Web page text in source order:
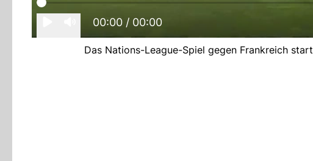
00:00 / 00:00
Das Nations-League-Spiel gegen Frankreich